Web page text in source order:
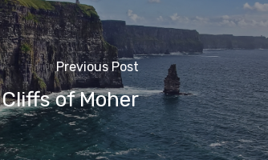
Previous Post
Cliffs of Moher